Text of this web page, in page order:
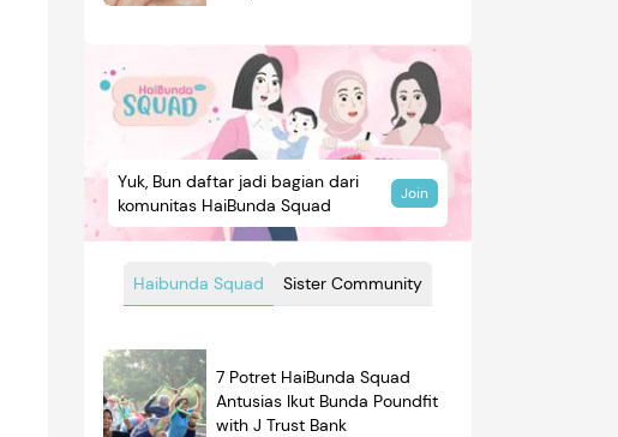
Haibunda Squad Sister Community
Yuk, Bun daftar jadi bagian dari
komunitas HaiBunda Squad
Join
7 Potret HaiBunda Squad
Antusias Ikut Bunda Poundfit
with J Trust Bank